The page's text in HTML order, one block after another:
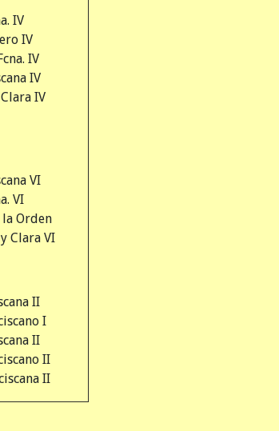
IV
IV
IV
IV
IV
VI
VI
la Orden
Clara VI
II
I
II
II
II